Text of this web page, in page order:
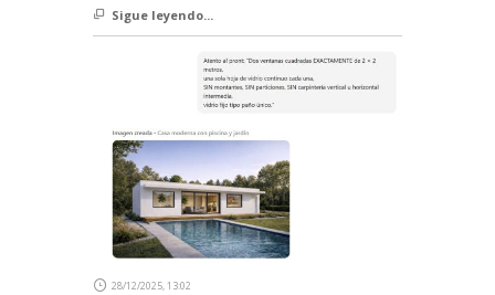
Sigue leyendo...
28/12/2025, 13:02